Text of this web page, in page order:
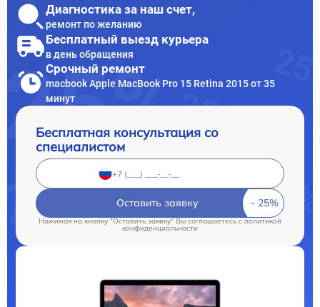
Диагностика за наш счет,
ремонт по желанию
Бесплатный выезд курьера
в день обращения
Срочный ремонт
macbook Apple MacBook Pro 15 Retina 2015 от 35
минут
Бесплатная консультация со
специалистом
Оставить заявку
Нажимая на кнопку "Оставить заявку" Вы соглашаетесь cполитикой
конфиденциальности